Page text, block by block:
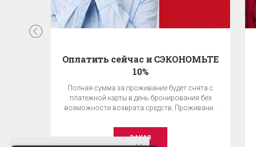
Оплатить сейчас и СЭКОНОМЬТЕ
10%
Полная сумма за проживание будет снята с
платежной карты в день бронирования без
возможности возврата средств. Проживание
ЗАКАЗ